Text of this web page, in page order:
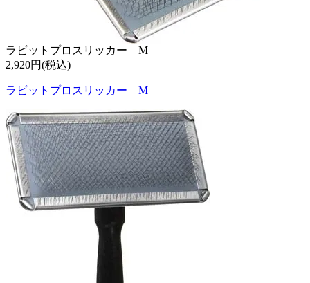
ラビットプロスリッカー M
2,920円(税込)
ラビットプロスリッカー M